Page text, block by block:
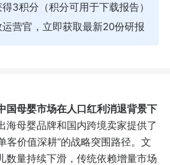
3积分（积分可用于下载报告）
营官，立即获取最新20份研报
国母婴市场在人口红利消退背景下
海母婴品牌和国内跨境卖家提供了
客价值深耕”的战略突围路径。文
数量持续下滑，传统依赖增量市场